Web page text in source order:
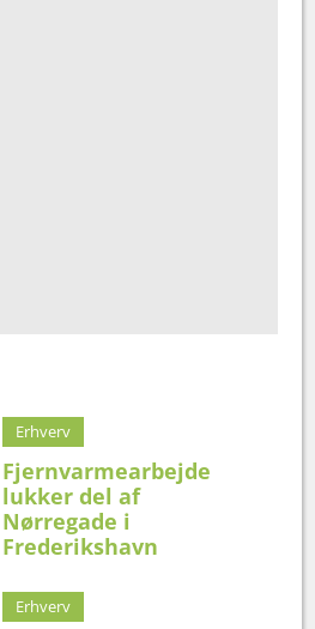
Erhverv
Fjernvarmearbejde
lukker del af
Nørregade i
Frederikshavn
Erhverv